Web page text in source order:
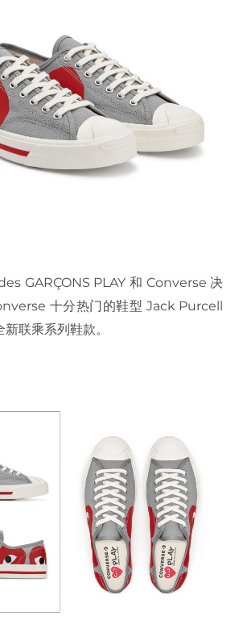
GARÇONS PLAY 和 Converse 决
十分热门的鞋型 Jack Purcell
联乘系列鞋款。